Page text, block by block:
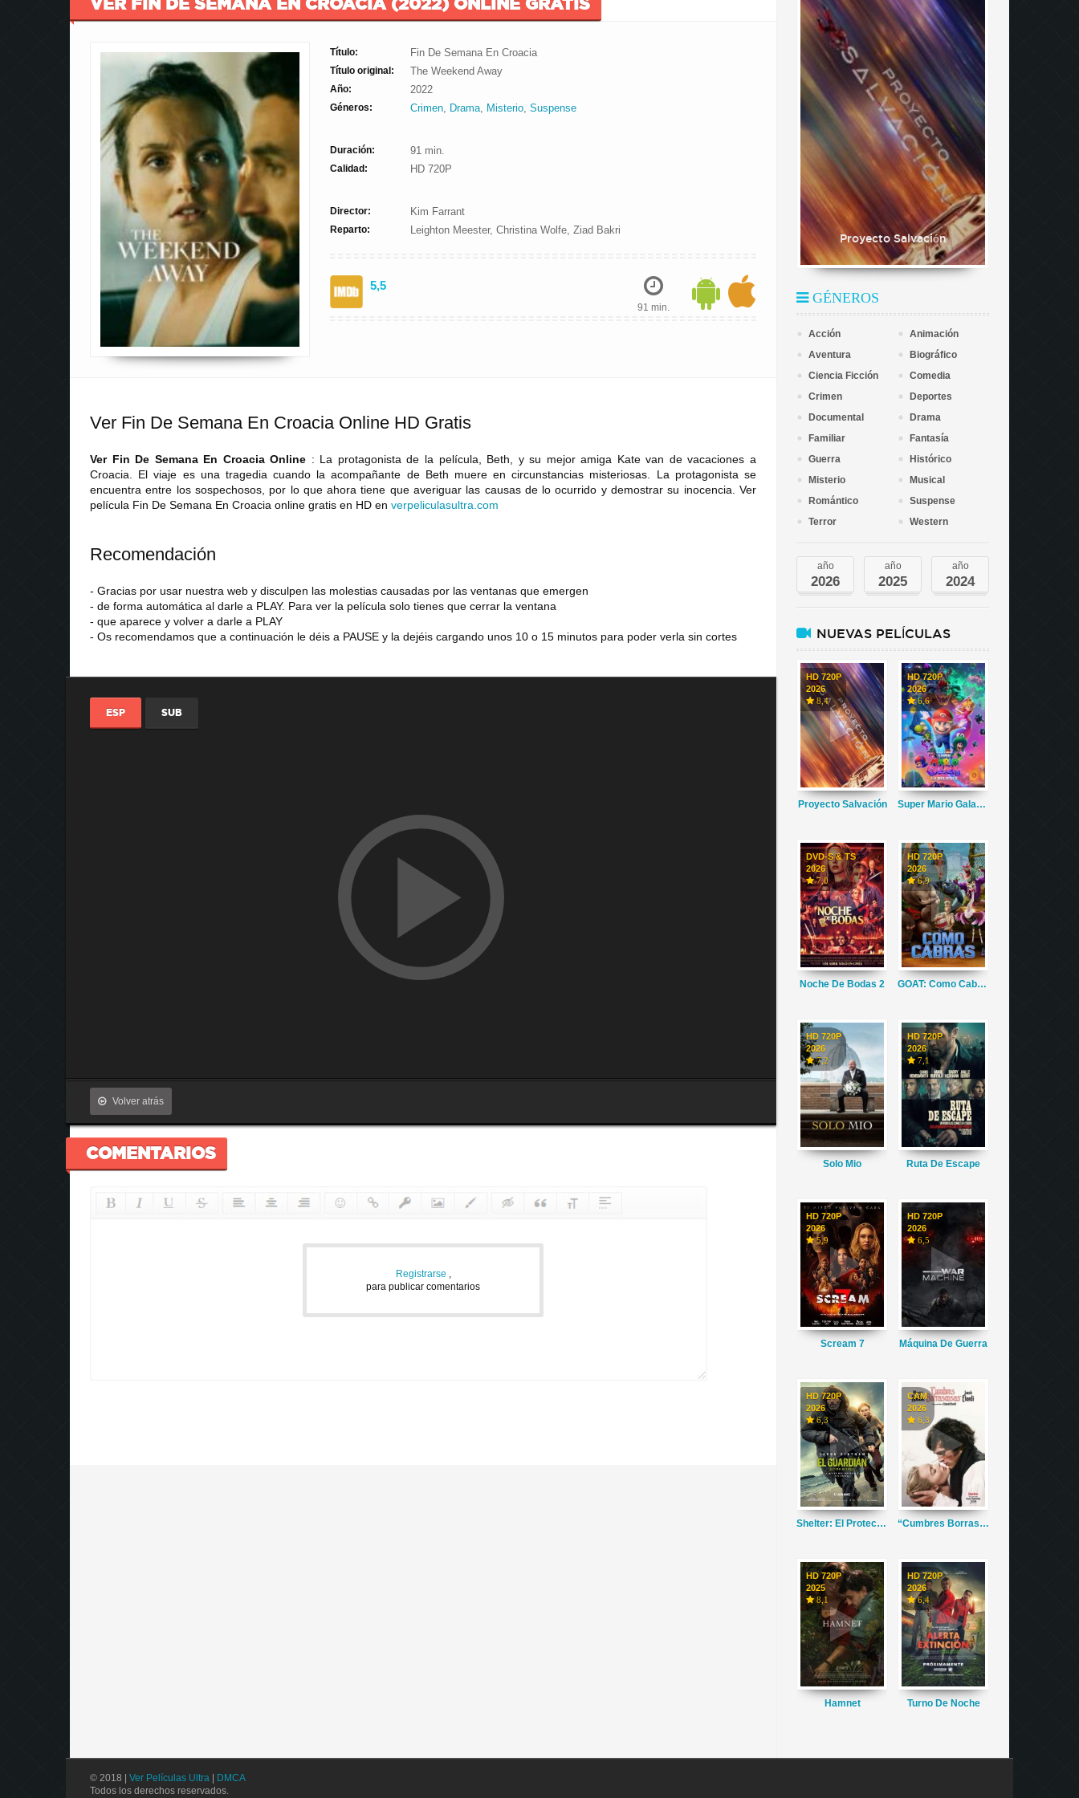
Título: Fin De Semana En Croacia
Título original: The Weekend Away
Año: 2022
Géneros: Crimen, Drama, Misterio, Suspense
Duración: 91 min.
Calidad: HD 720P
Director: Kim Farrant
Reparto: Leighton Meester, Christina Wolfe, Ziad Bakri
5,5
91 min.
Ver Fin De Semana En Croacia Online HD Gratis
Ver Fin De Semana En Croacia Online : La protagonista de la película, Beth, y su mejor amiga Kate van de vacaciones a
Croacia. El viaje es una tragedia cuando la acompañante de Beth muere en circunstancias misteriosas. La protagonista se
encuentra entre los sospechosos, por lo que ahora tiene que averiguar las causas de lo ocurrido y demostrar su inocencia. Ver
película Fin De Semana En Croacia online gratis en HD en verpeliculasultra com
Recomendación
- Gracias por usar nuestra web y disculpen las molestias causadas por las ventanas que emergen
- de forma automática al darle a PLAY. Para ver la película solo tienes que cerrar la ventana
- que aparece y volver a darle a PLAY
- Os recomendamos que a continuación le déis a PAUSE y la dejéis cargando unos 10 o 15 minutos para poder verla sin cortes
ESP SUB
Volver atrás
COMENTARIOS
Registrarse ,
para publicar comentarios
Proyecto Salvación
GÉNEROS
Acción
Animación
Aventura
Biográfico
Ciencia Ficción
Comedia
Crimen
Deportes
Documental
Drama
Familiar
Fantasía
Guerra
Histórico
Misterio
Musical
Romántico
Suspense
Terror
Western
año
2026
año
2025
año
2024
NUEVAS PELÍCULAS
HD 720P
2026
8,4
Proyecto Salvación
HD 720P
2026
6,6
Super Mario Galaxy La Película
DVD-S & TS
2026
7,0
Noche De Bodas 2
HD 720P
2026
6,9
GOAT: Como Cabras
HD 720P
2026
7,2
Solo Mio
HD 720P
2026
7,1
Ruta De Escape
HD 720P
2026
5,9
Scream 7
HD 720P
2026
6,5
Máquina De Guerra
HD 720P
2026
6,3
Shelter: El Protector
CAM
2026
6,3
“Cumbres Borrascosas”
HD 720P
2025
8,1
Hamnet
HD 720P
2026
6,4
Turno De Noche
© 2018 | Ver Películas Ultra
DMCA
Todos los derechos reservados.